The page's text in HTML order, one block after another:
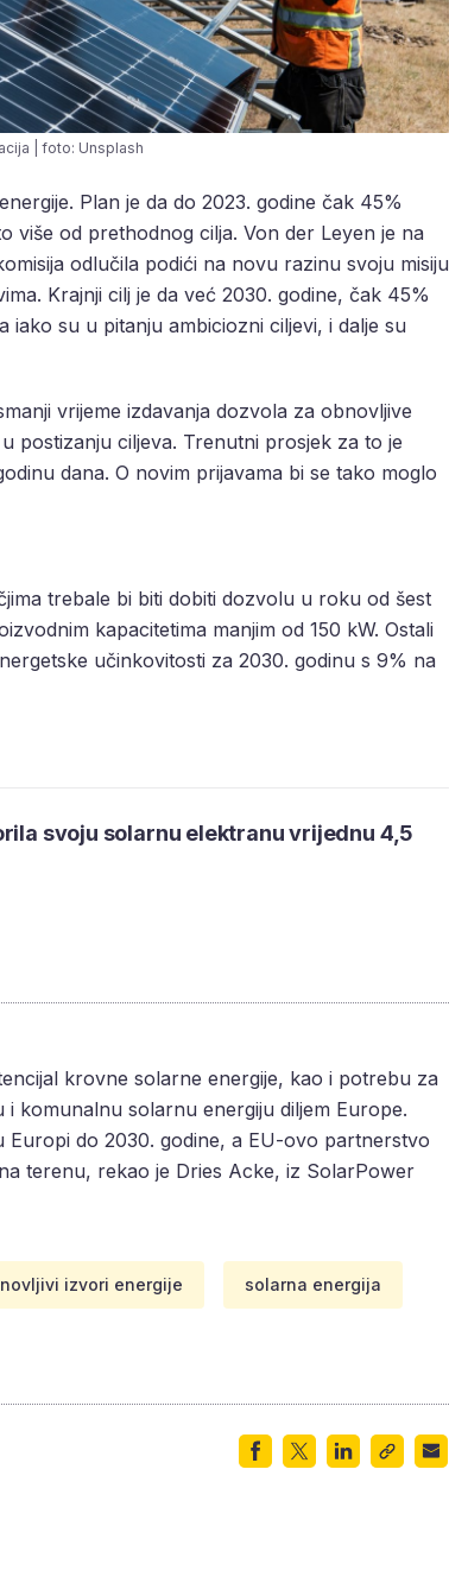
| foto: Unsplash
Plan je da do 2023. godine čak 45%
više od prethodnog cilja. Von der Leyen je na
odlučila podići na novu razinu svoju misiju
Krajnji cilj je da već 2030. godine, čak 45%
su u pitanju ambiciozni ciljevi, i dalje su
vrijeme izdavanja dozvola za obnovljive
postizanju ciljeva. Trenutni prosjek za to je
dana. O novim prijavama bi se tako moglo
trebale bi biti dobiti dozvolu u roku od šest
kapacitetima manjim od 150 kW. Ostali
učinkovitosti za 2030. godinu s 9% na
svoju solarnu elektranu vrijednu 4,5
krovne solarne energije, kao i potrebu za
komunalnu solarnu energiju diljem Europe.
Europi do 2030. godine, a EU-ovo partnerstvo
terenu, rekao je Dries Acke, iz SolarPower
izvori energije solarna energija